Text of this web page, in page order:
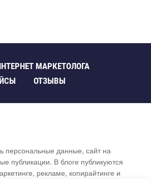
МАРКЕТОЛОГА
ОТЗЫВЫ
персональные данные, сайт на
публикации. В блоге публикуются
рекламе, копирайтинге и